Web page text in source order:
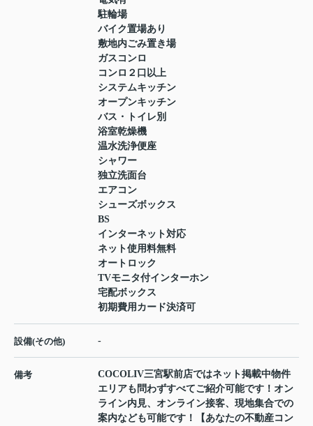
駐輪場
バイク置場あり
敷地内ごみ置き場
ガスコンロ
コンロ２口以上
システムキッチン
オープンキッチン
バス・トイレ別
浴室乾燥機
温水洗浄便座
シャワー
独立洗面台
エアコン
シューズボックス
BS
インターネット対応
ネット使用料無料
オートロック
TVモニタ付インターホン
宅配ボックス
初期費用カード決済可
設備(その他) -
備考
COCOLIV三宮駅前店ではネット掲載中物件
エリアも問わずすべてご紹介可能です！オン
ライン内見、オンライン接客、現地集合での
案内なども可能です！【あなたの不動産コン